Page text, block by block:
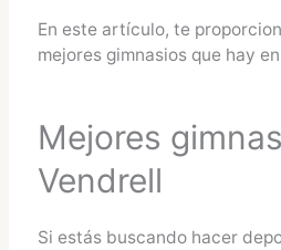
En este artículo, te
mejores gimnasios que hay
Mejores
Vendrell
Si estás buscando hacer